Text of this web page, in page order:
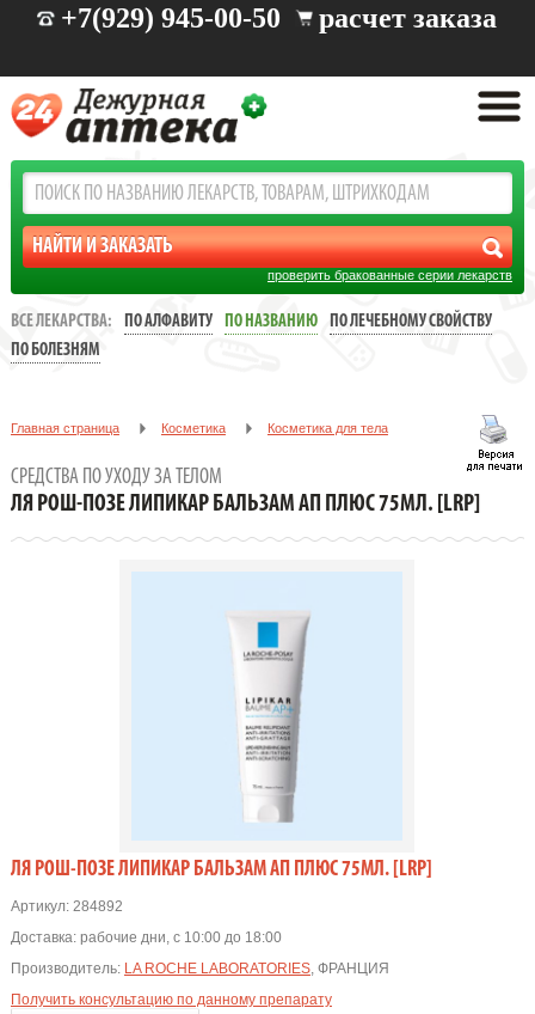
+7(929) 945-00-50 расчет заказа
проверить бракованные серии лекарств
ВСЕ ЛЕКАРСТВА: ПО АЛФАВИТУ ПО НАЗВАНИЮ
ПО ЛЕЧЕБНОМУ СВОЙСТВУ
ПО БОЛЕЗНЯМ
Главная страница Косметика Косметика для тела
ЛЯ РОШ-ПОЗЕ ЛИПИКАР БАЛЬЗАМ АП ПЛЮС 75МЛ. [LRP]
СРЕДСТВА ПО УХОДУ ЗА ТЕЛОМ
ЛЯ РОШ-ПОЗЕ ЛИПИКАР БАЛЬЗАМ АП ПЛЮС 75МЛ. [LRP]
ЛЯ РОШ-ПОЗЕ ЛИПИКАР БАЛЬЗАМ АП ПЛЮС 75МЛ. [LRP]
Артикул:284892
Доставка: рабочие дни, с 10:00 до 18:00
Производитель: LA ROCHE LABORATORIES, ФРАНЦИЯ
Получить консультацию по данному препарату